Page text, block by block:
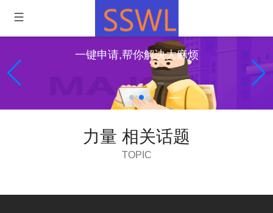
一键申请,帮你解决大麻烦
力量 相关话题
TOPIC